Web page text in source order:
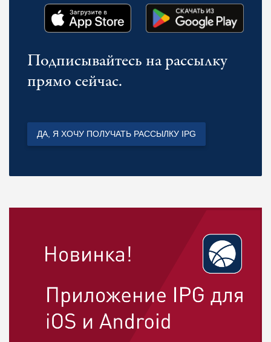
Подписывайтесь на рассылку
прямо сейчас.
ДА, Я ХОЧУ ПОЛУЧАТЬ РАССЫЛКУ IPG